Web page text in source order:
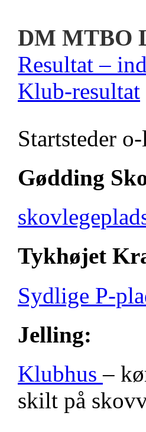
DM MTBO
Resultat –
Klub-resultat
Startsteder
Gødding
Tykhøjet
Sydlige P-
Jelling:
Klubhus–
skilt på